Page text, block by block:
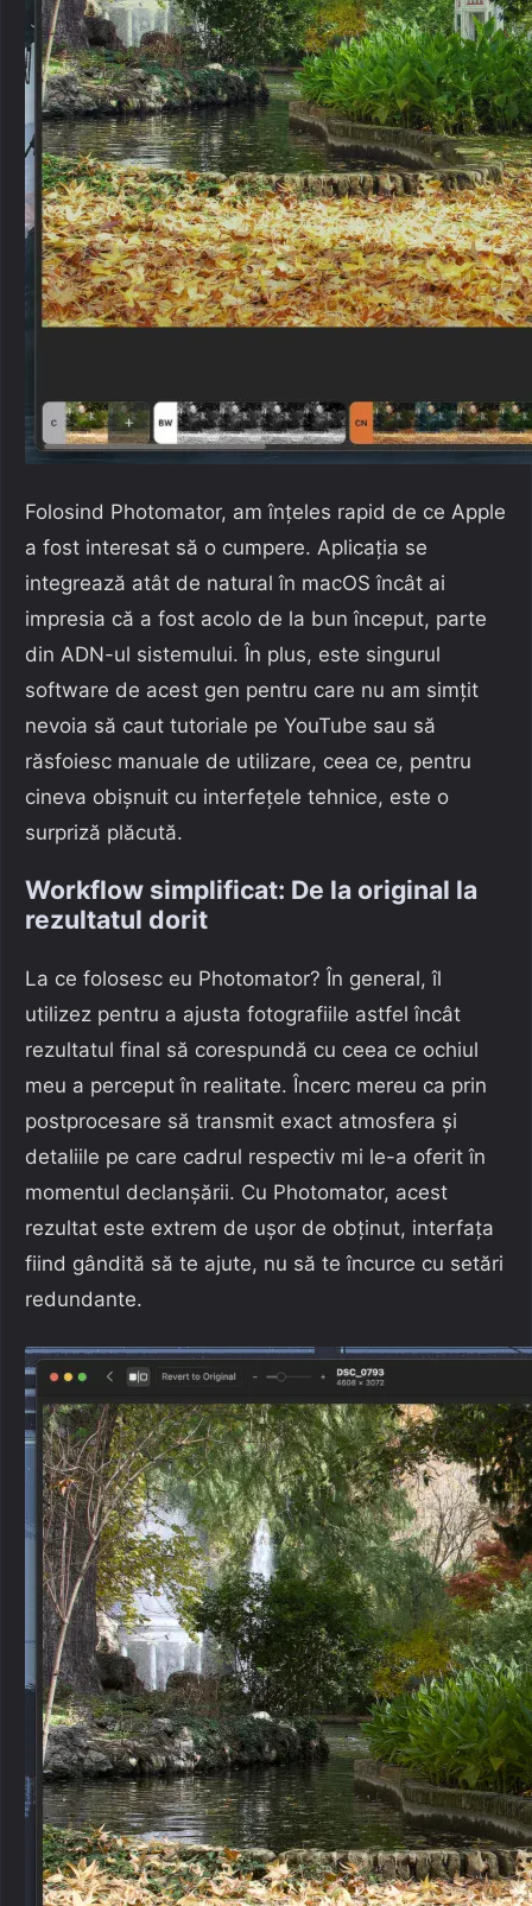
Folosind Photomator, am înțeles rapid de ce Apple
a fost interesat să o cumpere. Aplicația se
integrează atât de natural în macOS încât ai
impresia că a fost acolo de la bun început, parte
din ADN-ul sistemului. În plus, este singurul
software de acest gen pentru care nu am simțit
nevoia să caut tutoriale pe YouTube sau să
răsfoiesc manuale de utilizare, ceea ce, pentru
cineva obișnuit cu interfețele tehnice, este o
surpriză plăcută.
Workflow simplificat: De la original la
rezultatul dorit
La ce folosesc eu Photomator? În general, îl
utilizez pentru a ajusta fotografiile astfel încât
rezultatul final să corespundă cu ceea ce ochiul
meu a perceput în realitate. Încerc mereu ca prin
postprocesare să transmit exact atmosfera și
detaliile pe care cadrul respectiv mi le-a oferit în
momentul declanșării. Cu Photomator, acest
rezultat este extrem de ușor de obținut, interfața
fiind gândită să te ajute, nu să te încurce cu setări
redundante.